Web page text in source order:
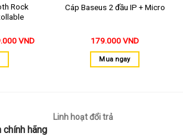
Rock
VND
Cáp Baseus 2 đầu IP + Micro
179.000VND
Mua ngay
chính hãng
Linh hoạt đổi trả